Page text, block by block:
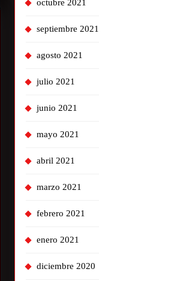
octubre 2021
septiembre 2021
agosto 2021
julio 2021
junio 2021
mayo 2021
abril 2021
marzo 2021
febrero 2021
enero 2021
diciembre 2020